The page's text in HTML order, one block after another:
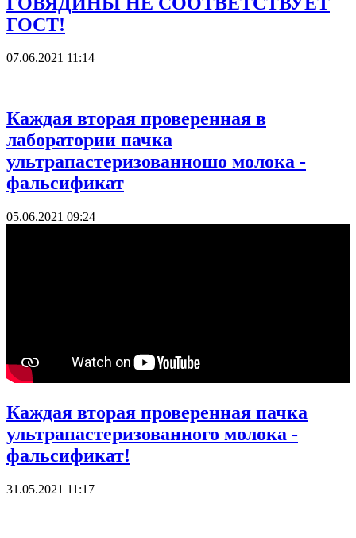
ГОСТ!
07.06.2021 11:14
Каждая вторая проверенная в
лаборатории пачка
ультрапастеризованношо молока -
фальсификат
05.06.2021 09:24
Каждая вторая проверенная пачка
ультрапастеризованного молока -
фальсификат!
31.05.2021 11:17